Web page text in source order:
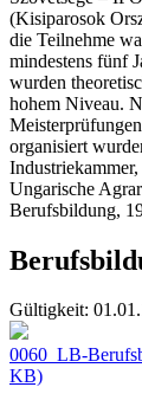
(Kisiparosok
die Teilnehme
mindestens fünf
wurden
hohem Niveau.
organisiert
Ungarische
Berufsbildung,
Gültigkeit:
0060_LB-
KB)